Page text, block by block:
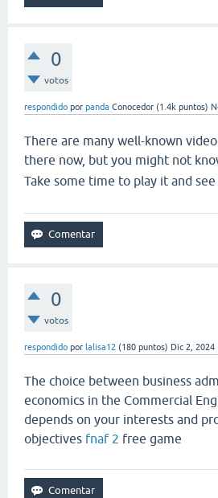
0
votos
respondido por panda Conocedor (1.4k puntos)
There are many well-known
there now, but you might not
Take some time to play it and
0
votos
respondido por lalisa12 (180 puntos) Dic 2, 2024
The choice between business
economics in the Commercial
depends on your interests and
objectives fnaf 2 free game